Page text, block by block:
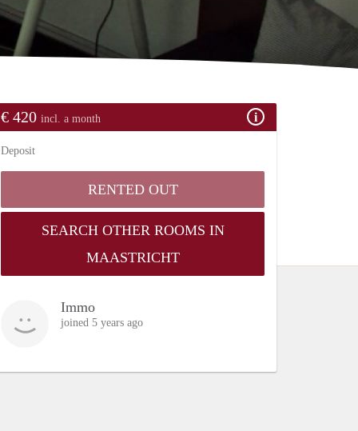
€ 420 incl. a month
Deposit
RENTED OUT
SEARCH OTHER ROOMS IN
MAASTRICHT
Immo
joined 5 years ago